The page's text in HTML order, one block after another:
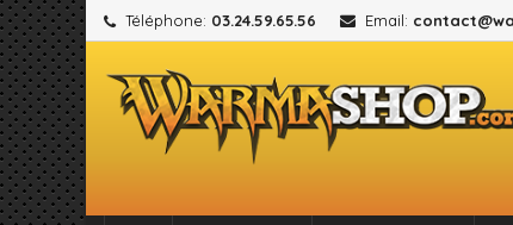
Téléphone: 03.24.59.65.56 Email: